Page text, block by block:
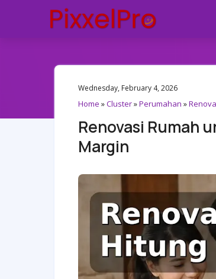
Wednesday, February 4, 2026
Home »Cluster»Perumahan »
Renovasi Rumah
Margin